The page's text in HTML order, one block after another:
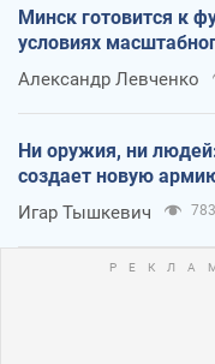
Минск готовится к
условиях
Александр Левченко
Ни оружия, ни
создает новую
Игар Тышкевич 783